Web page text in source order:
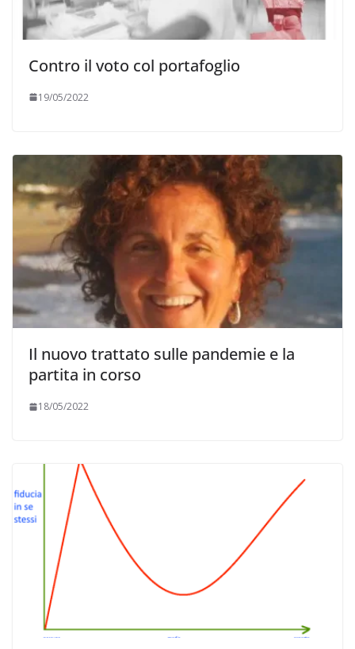
Contro il voto col portafoglio
19/05/2022
Il nuovo trattato sulle pandemie e la
partita in corso
18/05/2022